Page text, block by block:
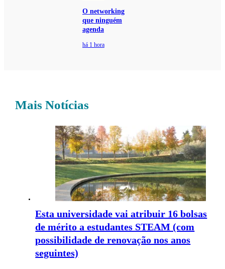
O networking
que ninguém
agenda
há 1 hora
Mais Notícias
Esta universidade vai atribuir 16 bolsas
de mérito a estudantes STEAM (com
possibilidade de renovação nos anos
seguintes)